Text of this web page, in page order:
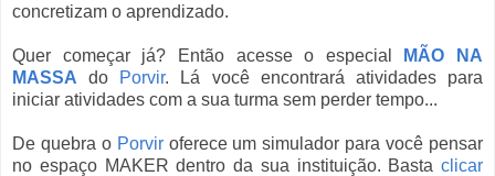
concretizam o aprendizado.
Quer começar já? Então acesse o especial
MÃO NA
MASSA do Porvir. Lá você encontrará atividades para
iniciar atividades com a sua turma sem perder tempo...
De quebra o Porviroferece um simulador para você pensar
no espaço MAKER dentro da sua instituição. Basta clicar